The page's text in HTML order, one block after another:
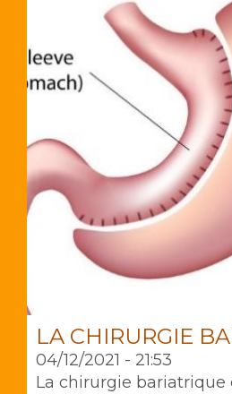
LA CHIRURGIE
04/12/2021 - 21:53
La chirurgie bariatrique